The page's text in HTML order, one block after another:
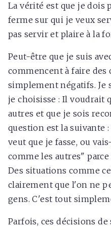
La vérité est que je dois
ferme sur qui je veux
pas servir et plaire à la
Peut-être que je suis
commencent à faire des
simplement négatifs. Je
je choisisse : Il voudrait
autres et que je sois
question est la suivante
veut que je fasse, ou
comme les autres"
Des situations comme
clairement que l'on ne
gens. C'est tout
Parfois, ces décisions